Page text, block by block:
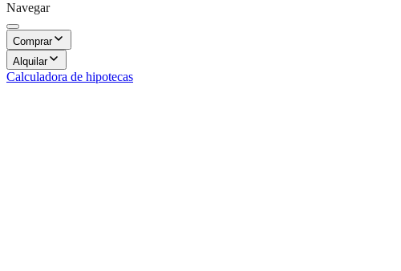
Navegar
Comprar
Alquilar
Calculadora de hipotecas